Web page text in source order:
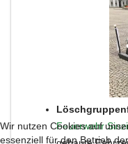
Feuerwehr
Wir nutzen Cookies auf
essenziell für den Betrieb